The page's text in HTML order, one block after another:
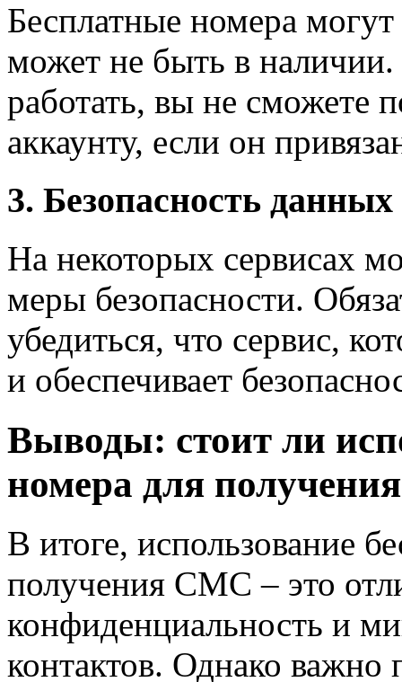
Бесплатные номера
может не быть в
работать, вы не сможете
аккаунту, если он
3. Безопасность данных
На некоторых сервисах
меры безопасности.
убедиться, что сервис,
и обеспечивает
Выводы: стоит ли
номера для
В итоге, использование
получения СМС – это
конфиденциальность и
контактов. Однако